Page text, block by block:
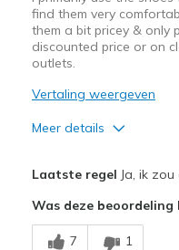
find them very
them a bit pricey & only
discounted price or on
outlets.
Vertaling weergeven
Meer details
Breathe Well
Laatste regel Ja, ik
Was deze beoordeling
7 1